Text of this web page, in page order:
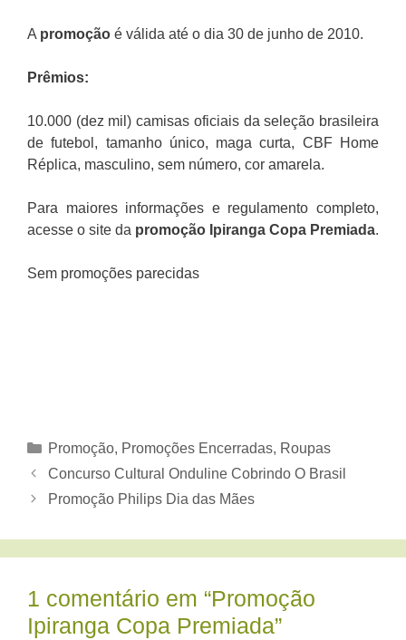
A promoção é válida até o dia 30 de junho de 2010.
Prêmios:
10.000 (dez mil) camisas oficiais da seleção brasileira
de futebol, tamanho único, maga curta, CBF Home
Réplica, masculino, sem número, cor amarela.
Para maiores informações e regulamento completo,
acesse o site da promoção Ipiranga Copa Premiada.
Sem promoções parecidas
Categorias
Promoção, Promoções Encerradas, Roupas
Concurso Cultural Onduline Cobrindo O Brasil
Promoção Philips Dia das Mães
1 comentário em “Promoção
Ipiranga Copa Premiada”